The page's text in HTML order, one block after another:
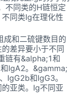
不同类的H链恒定
同类Ig在理化性
成和二硫键数目的
差异要小于不同
链有&alpha;1和
IgA2。&gamma;
IgG2b和IgG3。
亚类。Ig不同亚